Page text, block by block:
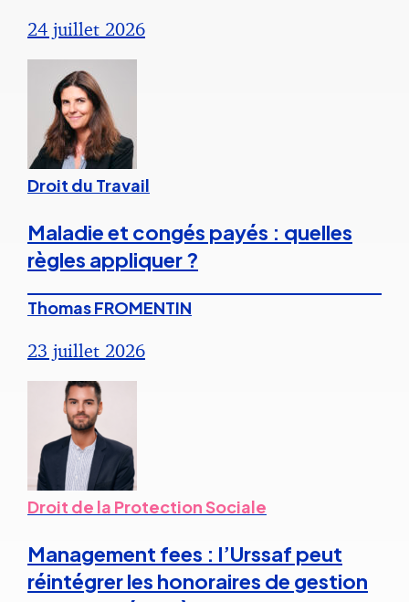
24 juillet 2026
Droit du Travail
Maladie et congés payés : quelles
règles appliquer ?
Thomas FROMENTIN
23 juillet 2026
Droit de la Protection Sociale
Management fees : l’Urssaf peut
réintégrer les honoraires de gestion